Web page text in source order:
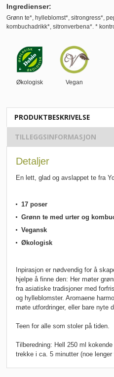
Ingredienser:
Grønn te*, hylleblomst*, sitrongress*,
kombuchadrikk*, sitronverbena*. *
Økologisk Vegan
PRODUKTBESKRIVELSE
TILLEGGSINFORMASJON
Detaljer
En lett, glad og avslappet te fra
17 poser
Grønn te med urter og
Vegansk
Økologisk
Inpirasjon er nødvendig for å
hjelpe å finne den: Her møter
fra asiatiske tradisjoner med
og hylleblomster. Aromaene
møte utfordringer, eller bare nyte
Teen for alle som stoler på tiden.
Tilberedning: Hell 250 ml
trekke i ca. 5 minutter (noe